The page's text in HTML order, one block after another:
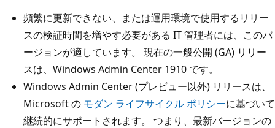
頻繁に更新できない、または運用環境で使用するリリー
スの検証時間を増やす必要がある IT 管理者には、このバ
ージョンが適しています。 現在の一般公開 (GA) リリー
スは、Windows Admin Center 1910 です。
Windows Admin Center (プレビュー以外) リリースは、
Microsoft の モダン ライフサイクル ポリシーに基づいて
継続的にサポートされます。 つまり、最新バージョンの